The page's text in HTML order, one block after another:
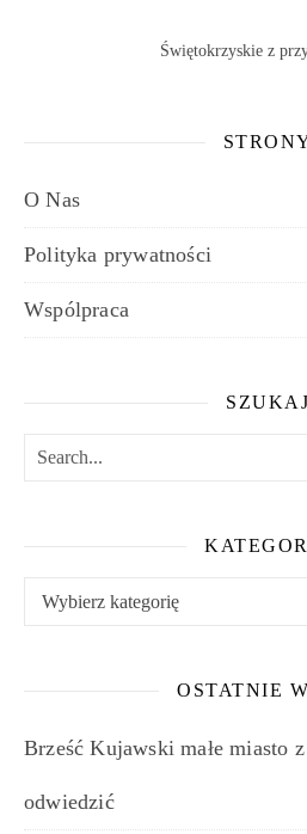
Świętokrzyskie z
O Nas
Polityka prywatności
Wspólpraca
SZUKAJ
OSTATNIE
Brześć Kujawski małe miasto
odwiedzić